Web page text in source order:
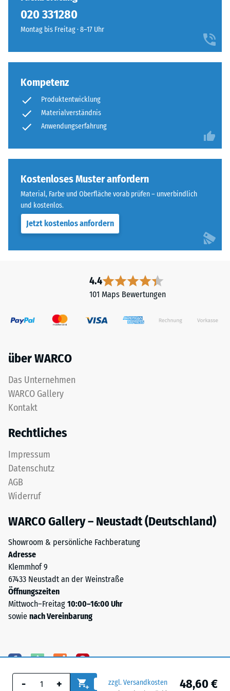
Produkt
Produktvergleich
ausgewählt.
48,60 €
zzgl. Versandkosten
- +
020 331280
Montag bis Freitag · 8–17 Uhr
Kompetenz
Produktentwicklung
Materialverständnis
Anwendungserfahrung
Kostenloses Muster anfordern
Material, Farbe und Oberfläche vorab prüfen – unverbindlich
und kostenlos.
Jetzt kostenlos anfordern
4.4
101 Maps Bewertungen
über WARCO
Das Unternehmen
WARCO Gallery
Kontakt
Rechtliches
Impressum
Datenschutz
AGB
Widerruf
WARCO Gallery – Neustadt (Deutschland)
Showroom & persönliche Fachberatung
Adresse
Klemmhof 9
67433 Neustadt an der Weinstraße
Öffnungszeiten
Mittwoch–Freitag 10:00–16:00 Uhr
sowie nach Vereinbarung